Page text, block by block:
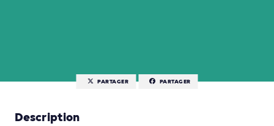
PARTAGER PARTAGER
Description